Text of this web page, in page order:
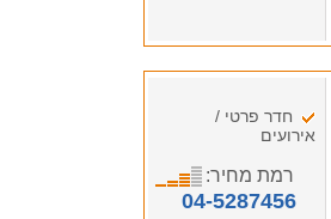
חדר פרטי /
אירועים
רמת מחיר:
04-5287456